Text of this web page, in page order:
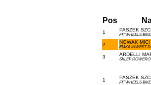
Pos
1 PASZEK
FITWHEELS
2 NOWAK
EMKA INWEST
3 ARDELLI
SKLEP
1 PASZEK
FITWHEELS